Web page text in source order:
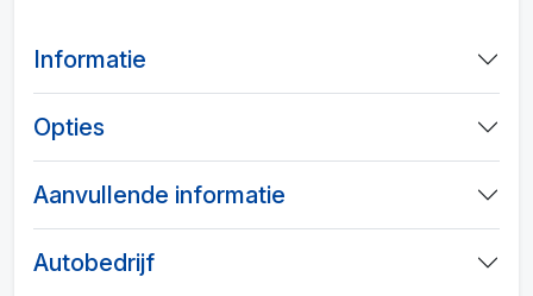
Informatie
Opties
Aanvullende informatie
Autobedrijf